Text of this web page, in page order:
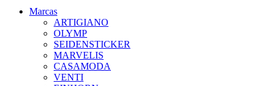
Marcas
ARTIGIANO
OLYMP
SEIDENSTICKER
MARVELIS
CASAMODA
VENTI